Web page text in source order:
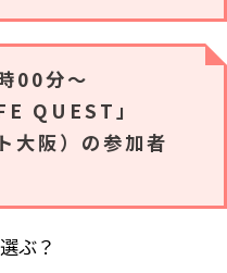
00分～
QUEST」
大阪）の参加者
ぶ？